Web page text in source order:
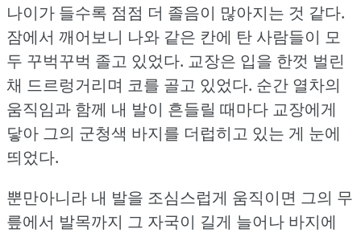
나이가 들수록 점점 더 졸음이 많아지는 것 같다.
잠에서 깨어보니 나와 같은 칸에 탄 사람들이 모
두 꾸벅꾸벅 졸고 있었다. 교장은 입을 한껏 벌린
채 드르렁거리며 코를 골고 있었다. 순간 열차의
움직임과 함께 내 발이 흔들릴 때마다 교장에게
닿아 그의 군청색 바지를 더럽히고 있는 게 눈에
띄었다.
뿐만아니라 내 발을 조심스럽게 움직이면 그의 무
릎에서 발목까지 그 자국이 길게 늘어나 바지에